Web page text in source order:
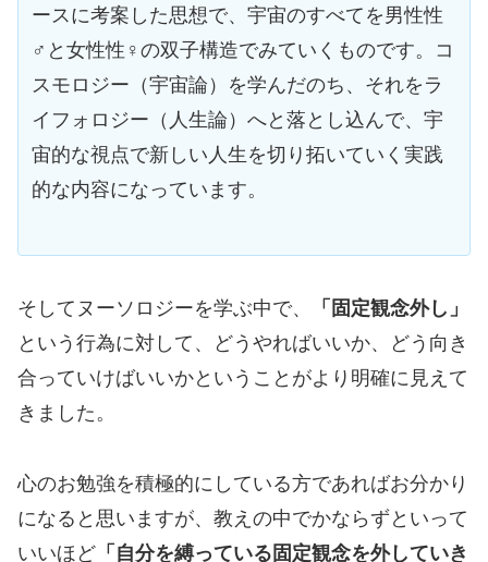
ースに考案した思想で、宇宙のすべてを男性性
♂と女性性♀の双子構造でみていくものです。コ
スモロジー（宇宙論）を学んだのち、それをラ
イフォロジー（人生論）へと落とし込んで、宇
宙的な視点で新しい人生を切り拓いていく実践
的な内容になっています。
そしてヌーソロジーを学ぶ中で、
「固定観念外し」
という行為に対して、どうやればいいか、どう向き
合っていけばいいかということがより明確に見えて
きました。
心のお勉強を積極的にしている方であればお分かり
になると思いますが、教えの中でかならずといって
いいほど 「自分を縛っている固定観念を外していき